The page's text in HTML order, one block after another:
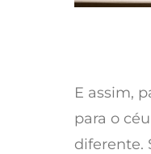
E assim,
para o
diferente.